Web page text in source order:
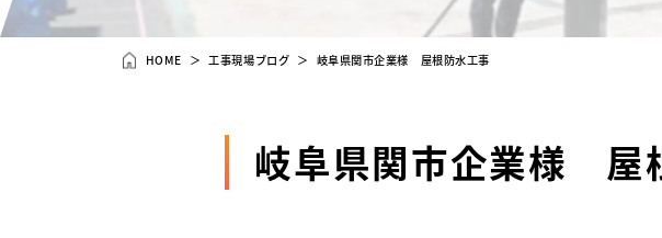
HOME 工事現場ブログ 岐阜県関市企業様 屋根防水工事
岐阜県関市企業様 屋